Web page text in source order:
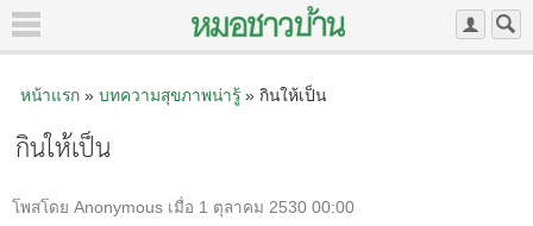
หน้าแรก» บทความสุขภาพน่ารู้» กินให้เป็น
กินให้เป็น
โพสโดย Anonymous เมื่อ 1 ตุลาคม 2530 00:00